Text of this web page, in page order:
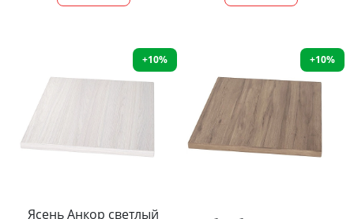
+10%
Ясень Анкор светлый
+10%